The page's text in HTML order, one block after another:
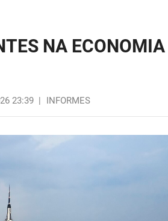
NA ECONOMIA
23:39 | INFORMES